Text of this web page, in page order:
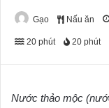
Gạo Nấu ăn
20 phút 20 phút
Nước thảo mộc